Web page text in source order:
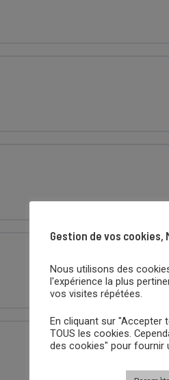
Gestion de vos
Nous utilisons des
l'expérience la plus
vos visites répétées.
En cliquant sur "Accepter
TOUS les cookies.
des cookies" pour fournir